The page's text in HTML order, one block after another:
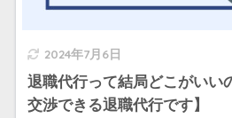
2024年7月6日
退職代行って結局どこがいい
交渉できる退職代行です】